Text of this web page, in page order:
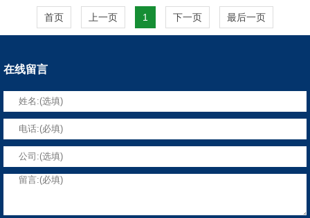
首页 上一页 1 下一页 最后一页
在线留言